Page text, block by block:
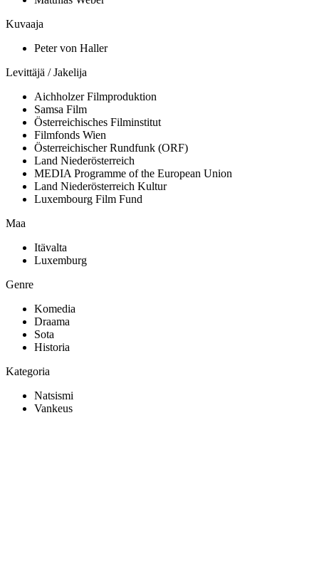
Kuvaaja
Peter von Haller
Levittäjä / Jakelija
Aichholzer Filmproduktion
Samsa Film
Österreichisches Filminstitut
Filmfonds Wien
Österreichischer Rundfunk (ORF)
Land Niederösterreich
MEDIA Programme of the European Union
Land Niederösterreich Kultur
Luxembourg Film Fund
Maa
Itävalta
Luxemburg
Genre
Komedia
Draama
Sota
Historia
Kategoria
Natsismi
Vankeus